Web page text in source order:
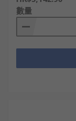
數量